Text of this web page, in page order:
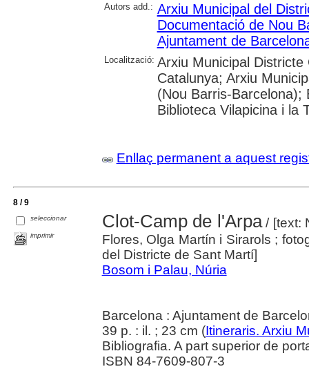
Autors add.: Arxiu Municipal del
Documentació de Nou
Ajuntament de
Localització: Arxiu Municipal
Catalunya; Arxiu
(Nou Barris-Barcelona);
Biblioteca Vilapicina i la
Enllaç permanent a aquest
8 / 9
seleccionar
imprimir
Clot-Camp de l'Arpa/ [text:
Flores, Olga Martín i Sirarols ;
del Districte de Sant Martí]
Bosom i Palau, Núria
Barcelona : Ajuntament de
39 p. : il. ; 23 cm (Itineraris. Arxiu
Bibliografia. A part superior de
ISBN 84-7609-807-3